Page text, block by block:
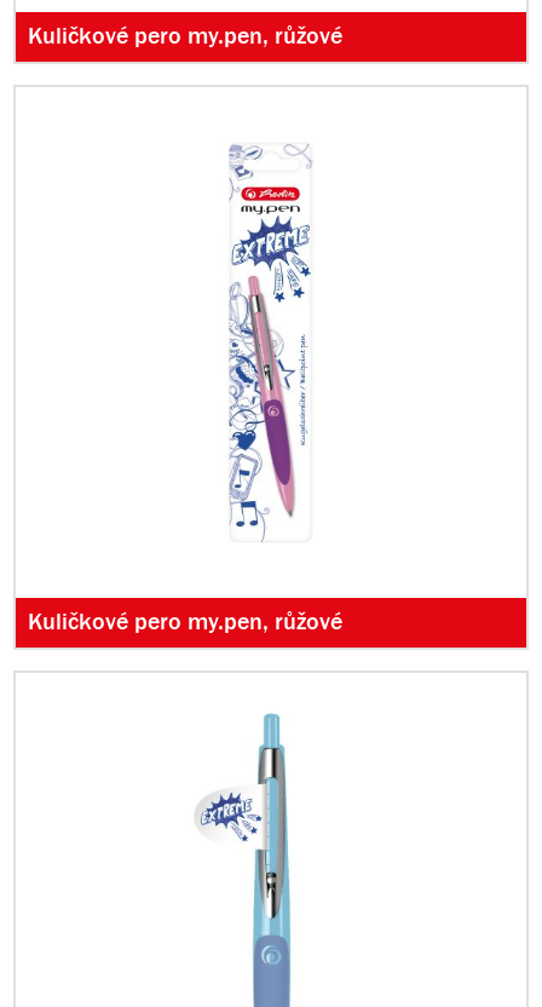
Kuličkové pero my.pen, růžové
Kuličkové pero my.pen, růžové